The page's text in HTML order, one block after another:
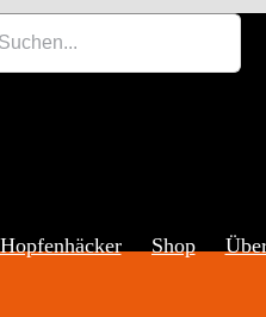
Shop